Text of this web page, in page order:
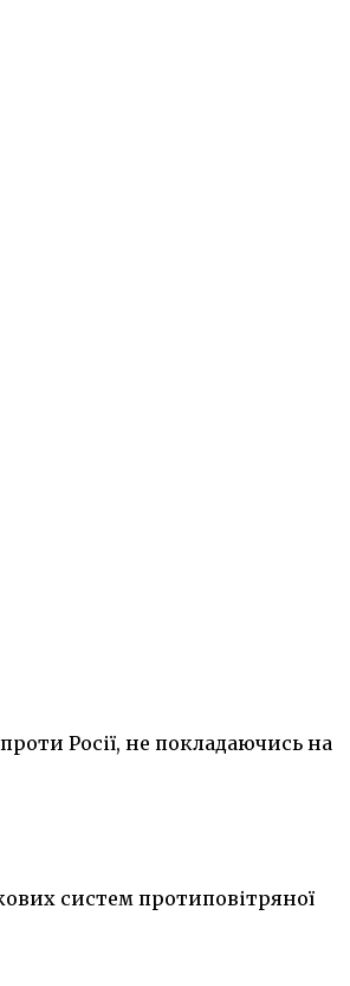
Росії, не покладаючись на
систем протиповітряної